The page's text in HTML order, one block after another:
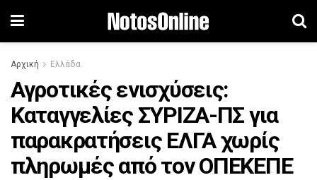
Αρχική Ελλάδα
Αγροτικές ενισχύσεις:
Καταγγελίες ΣΥΡΙΖΑ-ΠΣ για
παρακρατήσεις ΕΛΓΑ χωρίς
πληρωμές από τον ΟΠΕΚΕΠΕ